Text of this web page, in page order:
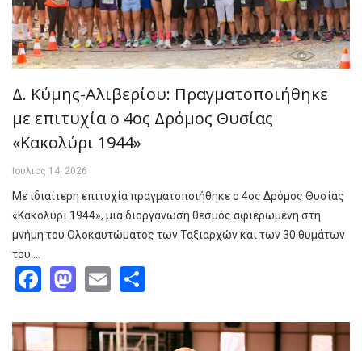
Δ. Κύμης-Αλιβερίου: Πραγματοποιήθηκε
με επιτυχία ο 4ος Δρόμος Θυσίας
«Κακολύρι 1944»
Ιούλιος 14, 2026
Με ιδιαίτερη επιτυχία πραγματοποιήθηκε ο 4ος Δρόμος Θυσίας
«Κακολύρι 1944», μια διοργάνωση θεσμός αφιερωμένη στη
μνήμη του Ολοκαυτώματος των Ταξιαρχών και των 30 θυμάτων
του.…
Facebook
Mastodon
Email